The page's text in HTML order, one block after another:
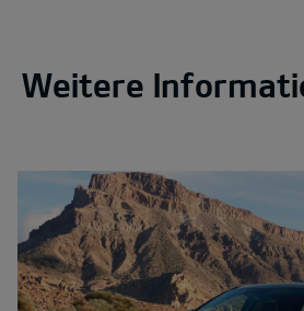
Weitere